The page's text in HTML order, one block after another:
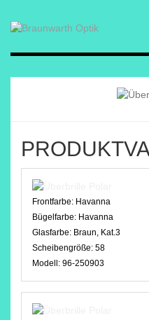
Frontfarbe: Havanna
Bügelfarbe: Havanna
Glasfarbe: Braun, Kat.3
Scheibengröße: 58
Modell: 96-250903